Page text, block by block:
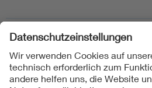
1 2 3